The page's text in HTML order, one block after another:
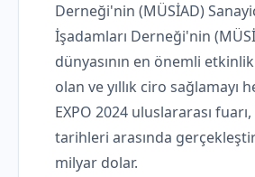
Derneği'nin (MÜSİAD)
İşadamları Derneği'nin
dünyasının en önemli
olan ve yıllık ciro sağlamayı
EXPO 2024 uluslararası fuarı,
tarihleri ​​arasında
milyar dolar.